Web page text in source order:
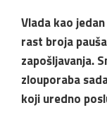
Vlada kao
rast broja
zapošljavanja.
zlouporaba
koji uredno